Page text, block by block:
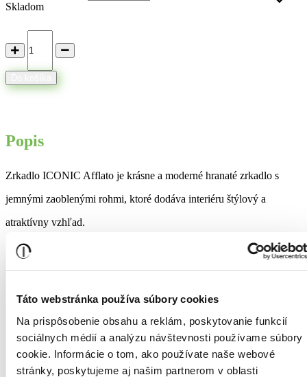
Táto webstránka používa súbory cookies
Na prispôsobenie obsahu a reklám, poskytovanie funkcií
sociálnych médií a analýzu návštevnosti používame súbory
cookie. Informácie o tom, ako používate naše webové
stránky, poskytujeme aj našim partnerom v oblasti
Skladom
Popis
Zrkadlo ICONIC Afflato je krásne a moderné hranaté zrkadlo s
jemnými zaoblenými rohmi, ktoré dodáva interiéru štýlový a
atraktívny vzhľad.
Detail
Produkt vyrobený s vysokým citom pre detail
Doprava
Posielame CP
Dodacia
doba
cca 3-4 týždne
Produkt bol úspešne pridaný do košíka